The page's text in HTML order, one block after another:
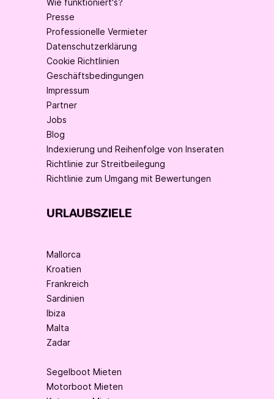
Wie funktioniert's?
Presse
Professionelle Vermieter
Datenschutzerklärung
Cookie Richtlinien
Geschäftsbedingungen
Impressum
Partner
Jobs
Blog
Indexierung und Reihenfolge von Inseraten
Richtlinie zur Streitbeilegung
Richtlinie zum Umgang mit Bewertungen
URLAUBSZIELE
Mallorca
Kroatien
Frankreich
Sardinien
Ibiza
Malta
Zadar
Segelboot Mieten
Motorboot Mieten